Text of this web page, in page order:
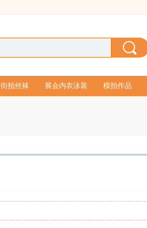
街拍丝袜 展会内衣泳装 模拍作品